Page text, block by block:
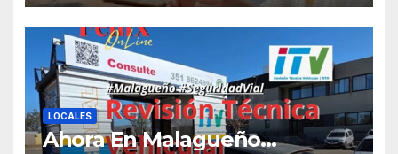
LOCALES
Ahora En Malagueño…